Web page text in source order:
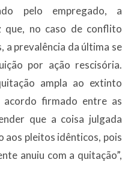
pelo empregado, a
que, no caso de conflito
a prevalência da última se
por ação rescisória.
ampla ao extinto
firmado entre as
que a coisa julgada
aos pleitos idênticos, pois
anuiu com a quitação”,